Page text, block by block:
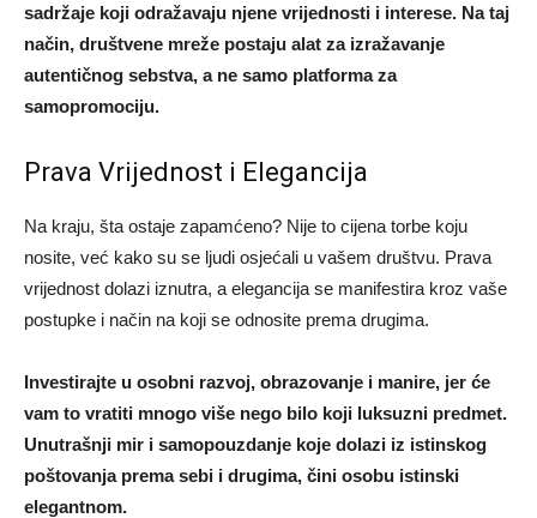
sadržaje koji odražavaju njene vrijednosti i interese. Na taj
način, društvene mreže postaju alat za izražavanje
autentičnog sebstva, a ne samo platforma za
samopromociju.
Prava Vrijednost i Elegancija
Na kraju, šta ostaje zapamćeno? Nije to cijena torbe koju
nosite, već kako su se ljudi osjećali u vašem društvu. Prava
vrijednost dolazi iznutra, a elegancija se manifestira kroz vaše
postupke i način na koji se odnosite prema drugima.
Investirajte u osobni razvoj, obrazovanje i manire, jer će
vam to vratiti mnogo više nego bilo koji luksuzni predmet.
Unutrašnji mir i samopouzdanje koje dolazi iz istinskog
poštovanja prema sebi i drugima, čini osobu istinski
elegantnom.